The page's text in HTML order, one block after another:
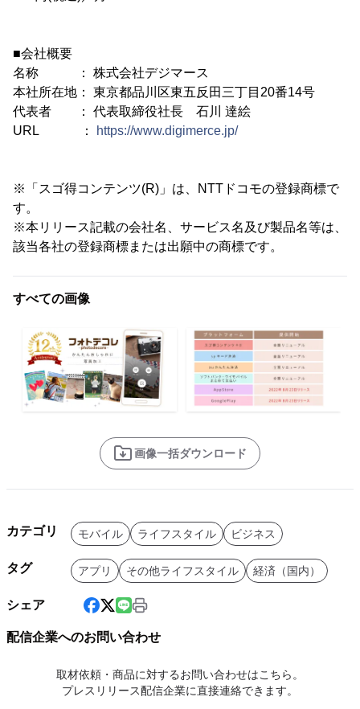
■会社概要
名称 ： 株式会社デジマース
本社所在地： 東京都品川区東五反田三丁目20番14号
代表者 ： 代表取締役社長 石川 達絵
URL ：
https://www.digimerce.jp/
※「スゴ得コンテンツ(R)」は、NTTドコモの登録商標で
す。
※本リリース記載の会社名、サービス名及び製品名等は、
該当各社の登録商標または出願中の商標です。
すべての画像
画像一括ダウンロード
カテゴリ モバイル ライフスタイル ビジネス
タグ アプリ その他ライフスタイル 経済（国内）
シェア
配信企業へのお問い合わせ
取材依頼・商品に対するお問い合わせはこちら。
プレスリリース配信企業に直接連絡できます。